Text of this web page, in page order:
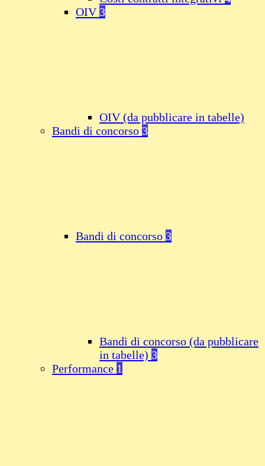
OIV 3
OIV (da pubblicare in tabelle)
Bandi di concorso 3
Bandi di concorso 3
Bandi di concorso (da pubblicare
in tabelle) 3
Performance 1